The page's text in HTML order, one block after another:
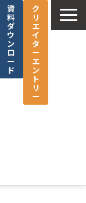
資
料
ダ
ウ
ン
ロ
ー
ド
ク
リ
エ
イ
タ
ー
エ
ン
ト
リ
ー